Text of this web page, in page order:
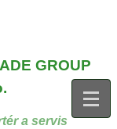
GROUP
a servis